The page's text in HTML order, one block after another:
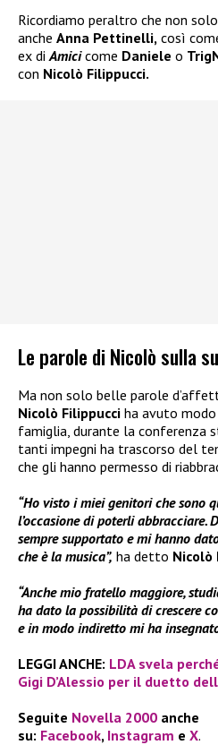
Ricordiamo peraltro che non solo
anche Anna Pettinelli, così
ex diAmicicome Daniele o
con Nicolò Filippucci.
Le parole di Nicolò sulla
Ma non solo belle parole
Nicolò Filippucci ha avuto
famiglia, durante la conferenza
tanti impegni ha trascorso del
che gli hanno permesso di
“Ho visto i miei genitori che sono
l’occasione di poterli abbracciare.
sempre supportato e mi hanno
che è la musica”, ha detto Nicolò
“Anche mio fratello maggiore,
ha dato la possibilità di crescere
e in modo indiretto mi ha
LEGGI ANCHE: LDA svela
Gigi D’Alessio per il duetto
Seguite Novella 2000 anche
su: Facebook, Instagram e X.